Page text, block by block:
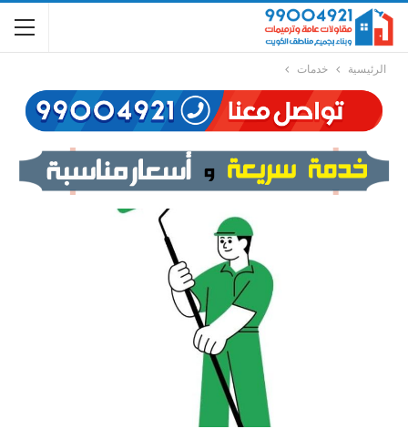
الرئيسية خدمات